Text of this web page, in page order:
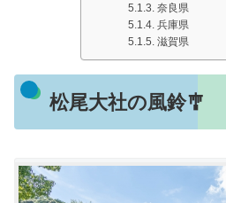
奈良県
兵庫県
滋賀県
松尾大社の風鈴🎐